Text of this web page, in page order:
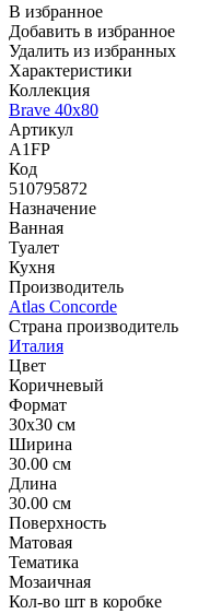
В избранное
Добавить в избранное
Удалить из избранных
Характеристики
Коллекция
Brave 40x80
Артикул
A1FP
Код
510795872
Назначение
Ванная
Туалет
Кухня
Производитель
Atlas Concorde
Страна производитель
Италия
Цвет
Коричневый
Формат
30x30 см
Ширина
30.00 см
Длина
30.00 см
Поверхность
Матовая
Тематика
Мозаичная
Кол-во шт в коробке